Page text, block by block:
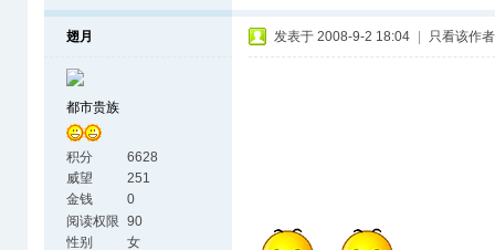
翅月
都市贵族
积分
6628
威望
251
金钱
0
阅读权限 90
性别
女
发表于 2008-9-2 18:04 只看该作者